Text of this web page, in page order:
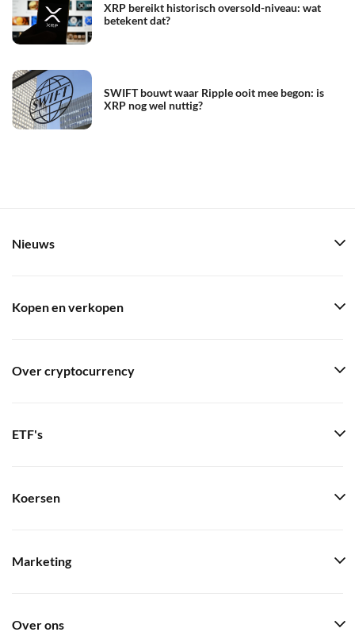
XRP bereikt historisch oversold-niveau: wat
betekent dat?
SWIFT bouwt waar Ripple ooit mee begon: is
XRP nog wel nuttig?
Nieuws
Kopen en verkopen
Over cryptocurrency
ETF's
Koersen
Marketing
Over ons